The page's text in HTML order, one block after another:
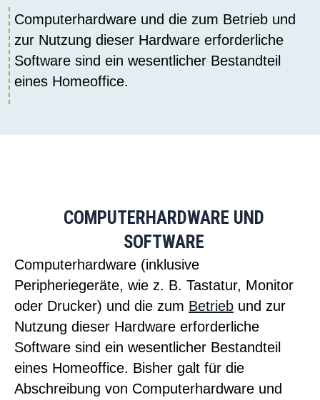
Computerhardware und die zum Betrieb und
zur Nutzung dieser Hardware erforderliche
Software sind ein wesentlicher Bestandteil
eines Homeoffice.
COMPUTERHARDWARE UND
SOFTWARE
Computerhardware (inklusive
Peripheriegeräte, wie z. B. Tastatur, Monitor
oder Drucker) und die zum Betrieb und zur
Nutzung dieser Hardware erforderliche
Software sind ein wesentlicher Bestandteil
eines Homeoffice. Bisher galt für die
Abschreibung von Computerhardware und